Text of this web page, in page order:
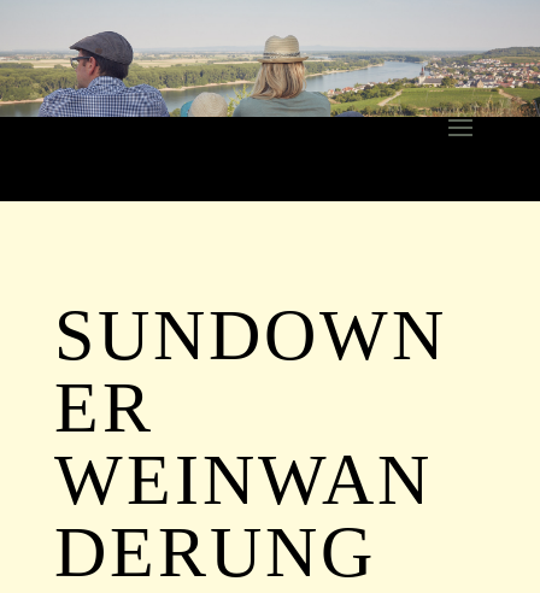
SUNDOWN
ER
WEINWAN
DERUNG